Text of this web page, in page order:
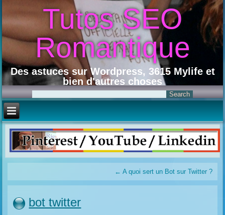
Tutos SEO
Romantique
Des astuces sur Wordpress, 3615 Mylife et
bien d'autres choses
← A quoi sert un Bot sur Twitter ?
bot twitter